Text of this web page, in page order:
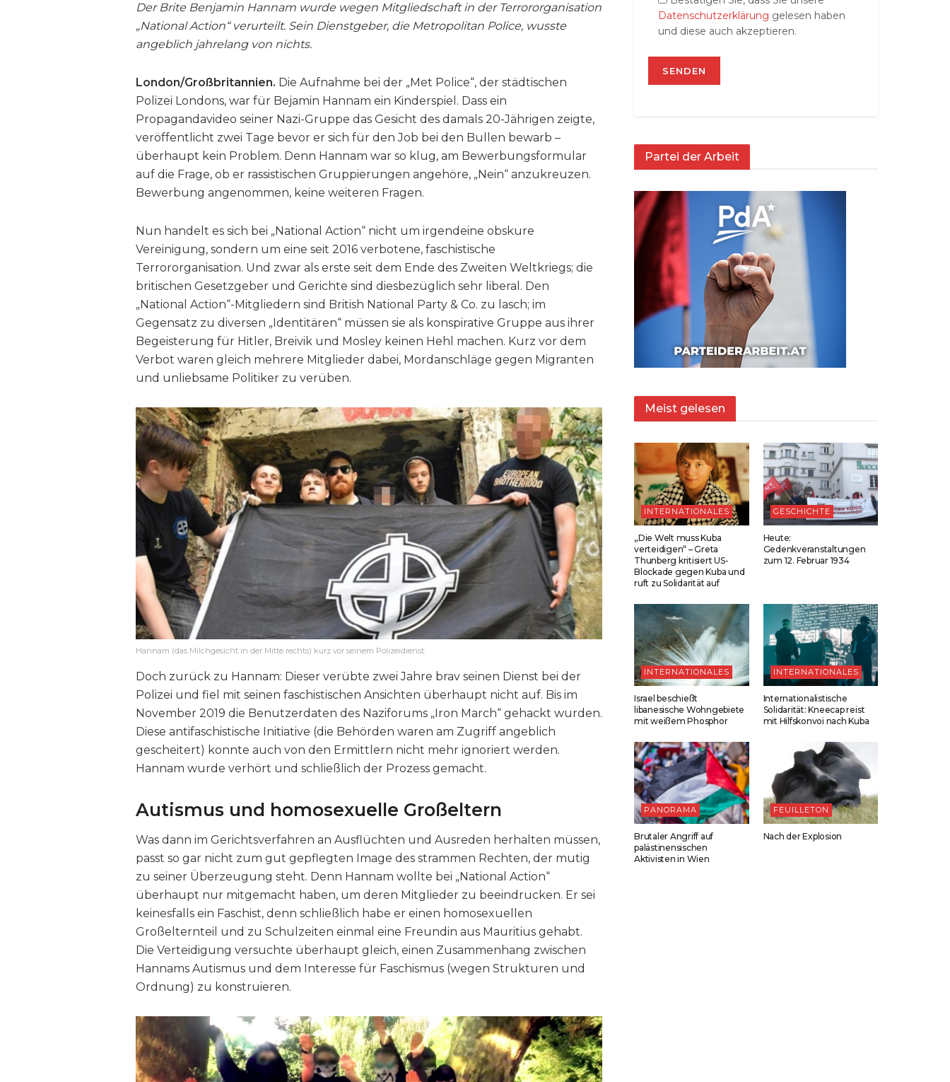
Der Brite Benjamin Hannam wurde wegen Mitgliedschaft in der Terrororganisation
„National Action“ verurteilt. Sein Dienstgeber, die Metropolitan Police, wusste
angeblich jahrelang von nichts.
London/Großbritannien. Die Aufnahme bei der „Met Police“, der städtischen
Polizei Londons, war für Bejamin Hannam ein Kinderspiel. Dass ein
Propagandavideo seiner Nazi-Gruppe das Gesicht des damals 20-Jährigen zeigte,
veröffentlicht zwei Tage bevor er sich für den Job bei den Bullen bewarb –
überhaupt kein Problem. Denn Hannam war so klug, am Bewerbungsformular
auf die Frage, ob er rassistischen Gruppierungen angehöre, „Nein“ anzukreuzen.
Bewerbung angenommen, keine weiteren Fragen.
Nun handelt es sich bei „National Action“ nicht um irgendeine obskure
Vereinigung, sondern um eine seit 2016 verbotene, faschistische
Terrororganisation. Und zwar als erste seit dem Ende des Zweiten Weltkriegs; die
britischen Gesetzgeber und Gerichte sind diesbezüglich sehr liberal. Den
„National Action“-Mitgliedern sind British National Party & Co. zu lasch; im
Gegensatz zu diversen „Identitären“ müssen sie als konspirative Gruppe aus ihrer
Begeisterung für Hitler, Breivik und Mosley keinen Hehl machen. Kurz vor dem
Verbot waren gleich mehrere Mitglieder dabei, Mordanschläge gegen Migranten
und unliebsame Politiker zu verüben.
Hannam (das Milchgesicht in der Mitte rechts) kurz vor seinem Polizeidienst.
Doch zurück zu Hannam: Dieser verübte zwei Jahre brav seinen Dienst bei der
Polizei und fiel mit seinen faschistischen Ansichten überhaupt nicht auf. Bis im
November 2019 die Benutzerdaten des Naziforums „Iron March“ gehackt wurden.
Diese antifaschistische Initiative (die Behörden waren am Zugriff angeblich
gescheitert) konnte auch von den Ermittlern nicht mehr ignoriert werden.
Hannam wurde verhört und schließlich der Prozess gemacht.
Autismus und homosexuelle Großeltern
Was dann im Gerichtsverfahren an Ausflüchten und Ausreden herhalten müssen,
passt so gar nicht zum gut gepflegten Image des strammen Rechten, der mutig
zu seiner Überzeugung steht. Denn Hannam wollte bei „National Action“
überhaupt nur mitgemacht haben, um deren Mitglieder zu beeindrucken. Er sei
keinesfalls ein Faschist, denn schließlich habe er einen homosexuellen
Großelternteil und zu Schulzeiten einmal eine Freundin aus Mauritius gehabt.
Die Verteidigung versuchte überhaupt gleich, einen Zusammenhang zwischen
Hannams Autismus und dem Interesse für Faschismus (wegen Strukturen und
Ordnung) zu konstruieren.
Datenschutzerklärung gelesen haben
und diese auch akzeptieren.
Partei der Arbeit
Meist gelesen
INTERNATIONALES
„Die Welt muss Kuba
verteidigen“ – Greta
Thunberg kritisiert US-
Blockade gegen Kuba und
ruft zu Solidarität auf
GESCHICHTE
Heute:
Gedenkveranstaltungen
zum 12. Februar 1934
INTERNATIONALES
Israel beschießt
libanesische Wohngebiete
mit weißem Phosphor
INTERNATIONALES
Internationalistische
Solidarität: Kneecap reist
mit Hilfskonvoi nach Kuba
PANORAMA
Brutaler Angriff auf
palästinensischen
Aktivisten in Wien
FEUILLETON
Nach der Explosion